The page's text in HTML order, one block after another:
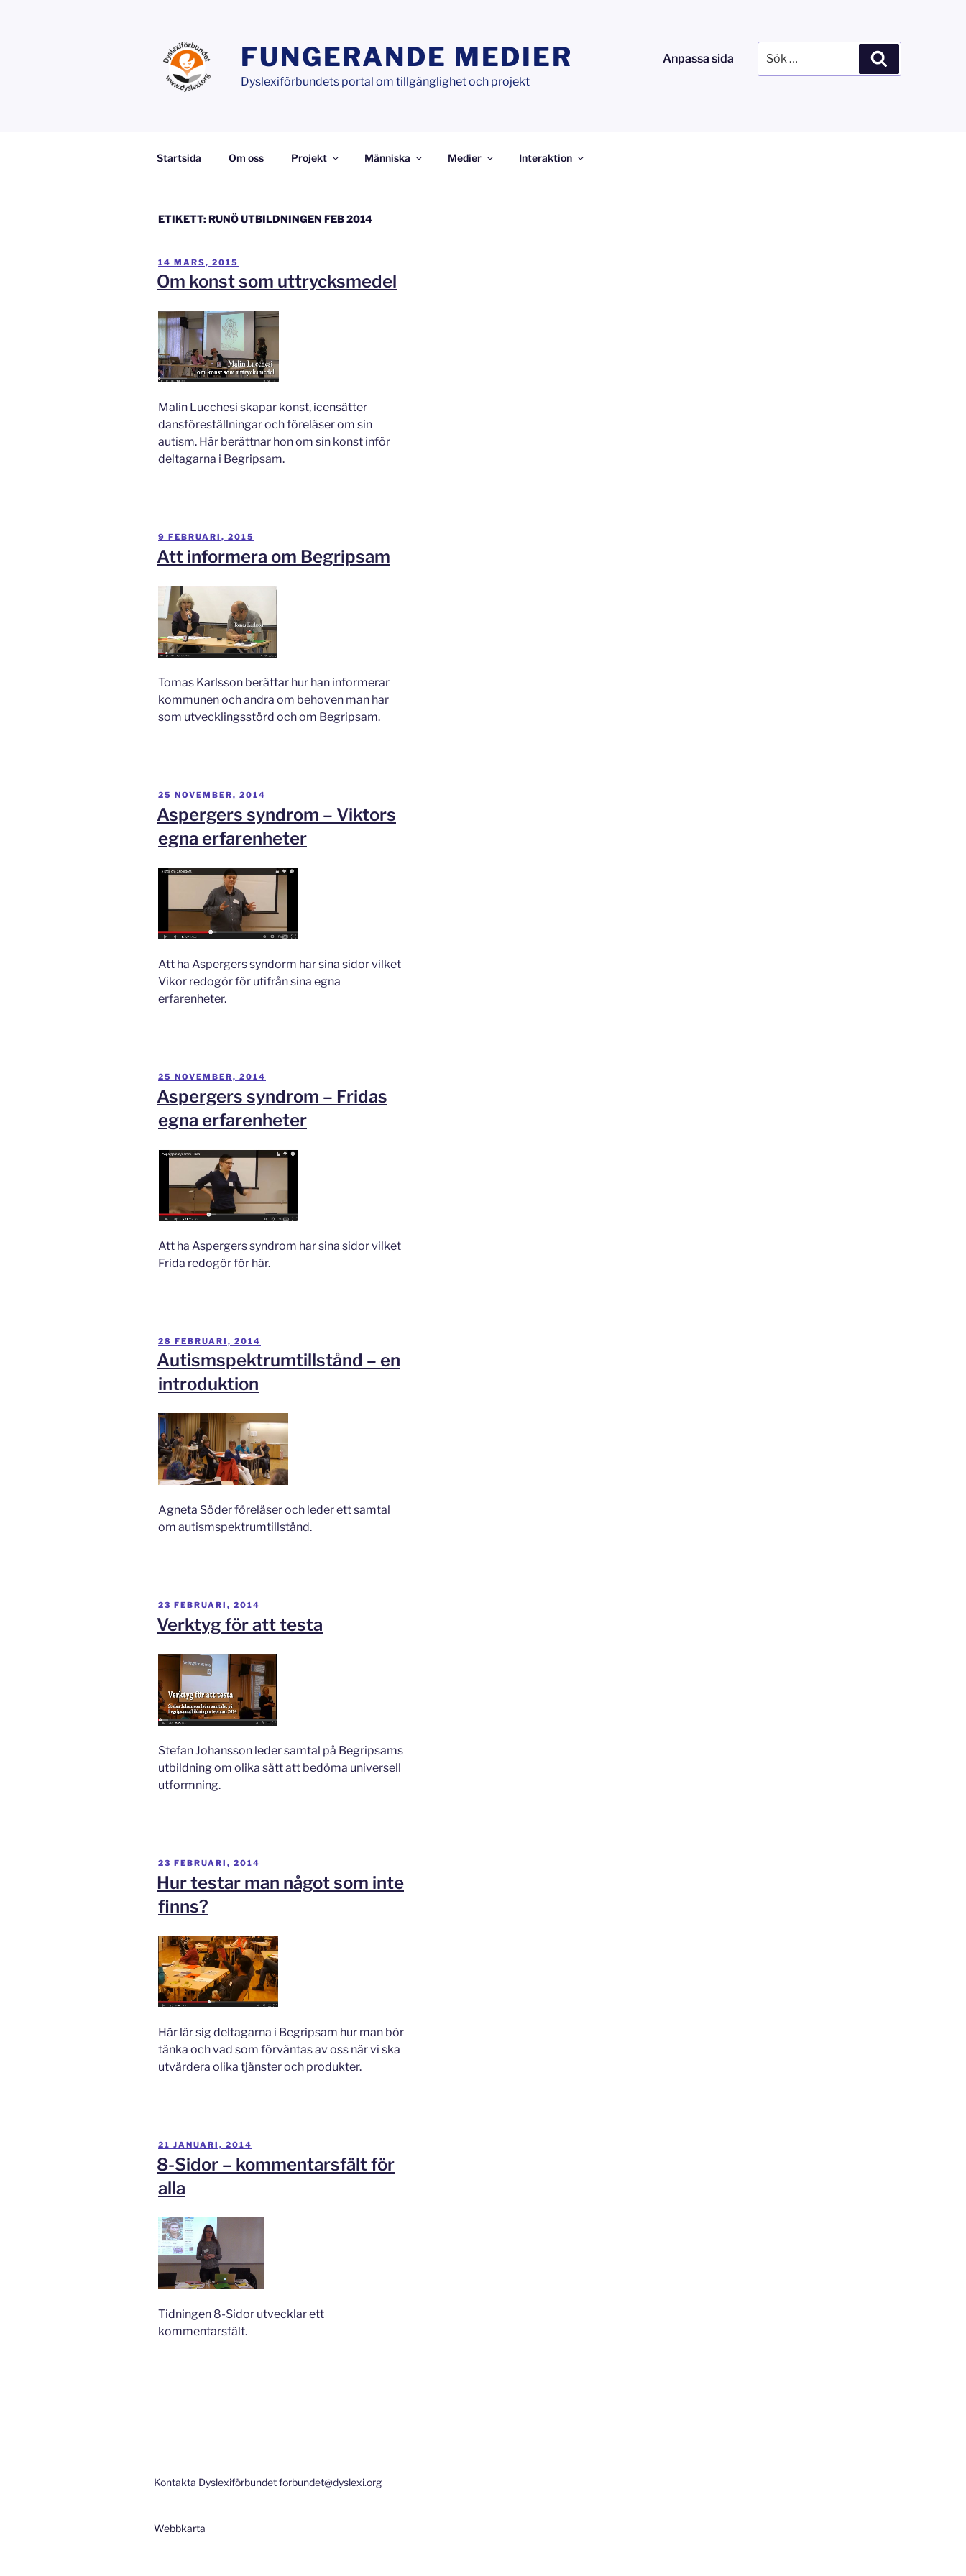
FUNGERANDE MEDIER
Dyslexiförbundets portal om tillgänglighet och projekt
Anpassa sida
efter:
Startsida Om oss Projekt Människa Medier Interaktion
ETIKETT:RUNÖ UTBILDNINGEN FEB 2014
PUBLICERAT
14 MARS, 2015
Om konst som uttrycksmedel
Malin Lucchesi skapar konst, icensätter
dansföreställningar och föreläser om sin
autism. Här berättnar hon om sin konst inför
deltagarna i Begripsam.
PUBLICERAT
9 FEBRUARI, 2015
Att informera om Begripsam
Tomas Karlsson berättar hur han informerar
kommunen och andra om behoven man har
som utvecklingsstörd och om Begripsam.
PUBLICERAT
25 NOVEMBER, 2014
Aspergers syndrom – Viktors
egna erfarenheter
Att ha Aspergers syndorm har sina sidor vilket
Vikor redogör för utifrån sina egna
erfarenheter.
PUBLICERAT
25 NOVEMBER, 2014
Aspergers syndrom – Fridas
egna erfarenheter
Att ha Aspergers syndrom har sina sidor vilket
Frida redogör för här.
PUBLICERAT
28 FEBRUARI, 2014
Autismspektrumtillstånd – en
introduktion
Agneta Söder föreläser och leder ett samtal
om autismspektrumtillstånd.
PUBLICERAT
23 FEBRUARI, 2014
Verktyg för att testa
Stefan Johansson leder samtal på Begripsams
utbildning om olika sätt att bedöma universell
utformning.
PUBLICERAT
23 FEBRUARI, 2014
Hur testar man något som inte
finns?
Här lär sig deltagarna i Begripsam hur man bör
tänka och vad som förväntas av oss när vi ska
utvärdera olika tjänster och produkter.
PUBLICERAT
21 JANUARI, 2014
8-Sidor – kommentarsfält för
alla
Tidningen 8-Sidor utvecklar ett
kommentarsfält.
Kontakta Dyslexiförbundet forbundet@dyslexi.org
Webbkarta